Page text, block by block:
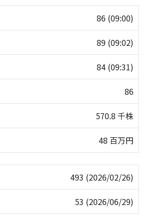
86 (09:00)
89 (09:02)
84 (09:31)
86
570.8 千株
48 百万円
493 (2026/02/26)
53 (2026/06/29)